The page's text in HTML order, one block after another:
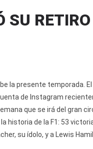
la presente temporada.
de Instagram
que se irá del gran
historia de la F1: 53
su ídolo, y a Lewis